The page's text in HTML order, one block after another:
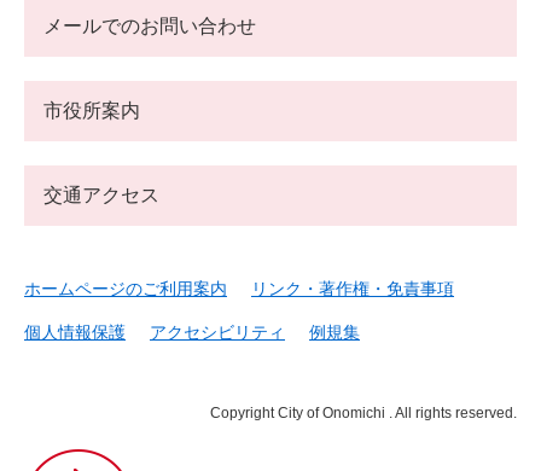
尾
メールでのお問い合わせ
市役所案内
交通アクセス
ホームページのご利用案内 リンク・著作権・免責事項
個人情報保護 アクセシビリティ 例規集
Copyright City of Onomichi . All rights reserved.